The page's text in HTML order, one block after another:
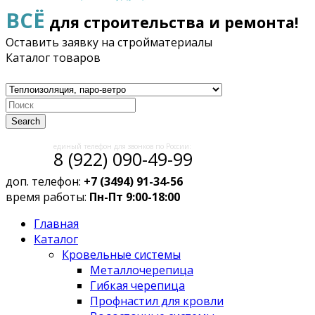
ВСЁ для строительства и ремонта!
Оставить заявку на стройматериалы
Каталог товаров
Search
единый телефон для звонков по России:
8 (922) 090-49-99
доп. телефон: +7 (3494) 91-34-56
время работы: Пн-Пт 9:00-18:00
Главная
Каталог
Кровельные системы
Металлочерепица
Гибкая черепица
Профнастил для кровли